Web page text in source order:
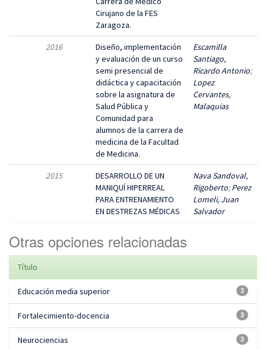
Cirujano de la FES
Zaragoza.
2016
Diseño, implementación
y evaluación de un curso
semi presencial de
didáctica y capacitación
sobre la asignatura de
Salud Pública y
Comunidad para
alumnos de la carrera de
medicina de la Facultad
de Medicina.
Escamilla
Santiago,
Ricardo Antonio;
Lopez
Cervantes,
Malaquias
2015
DESARROLLO DE UN
MANIQUÍ HIPERREAL
PARA ENTRENAMIENTO
EN DESTREZAS MÉDICAS
Nava Sandoval,
Rigoberto;Perez
Lomeli, Juan
Salvador
Otras opciones relacionadas
Título
3
Educación media superior
3
Fortalecimiento-docencia
3
Neurociencias